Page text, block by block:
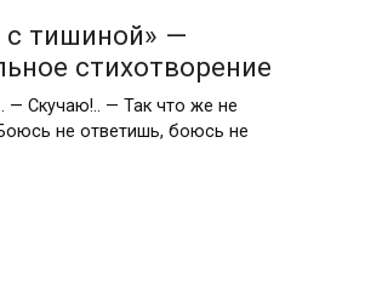
с тишиной» —
стихотворение
— Скучаю!.. — Так что же не
не ответишь, боюсь не